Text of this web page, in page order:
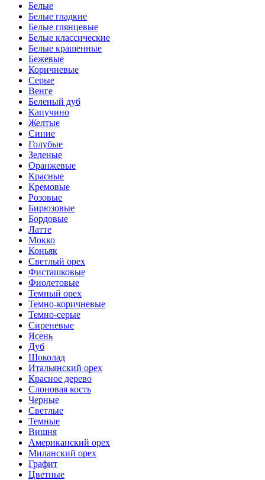
Белые
Белые гладкие
Белые глянцевые
Белые классические
Белые крашенные
Бежевые
Коричневые
Серые
Венге
Беленый дуб
Капучино
Желтые
Синие
Голубые
Зеленые
Оранжевые
Красные
Кремовые
Розовые
Бирюзовые
Бордовые
Латте
Мокко
Коньяк
Светлый орех
Фисташковые
Фиолетовые
Темный орех
Темно-коричневые
Темно-серые
Сиреневые
Ясень
Дуб
Шоколад
Итальянский орех
Красное дерево
Слоновая кость
Черные
Светлые
Темные
Вишня
Американский орех
Миланский орех
Графит
Цветные